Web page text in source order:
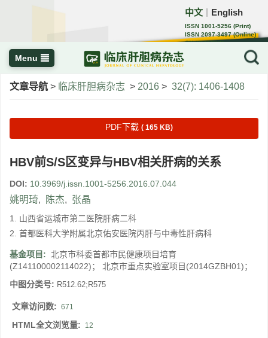
中文 English
ISSN 1001-5256 (Print)
ISSN 2097-3497 (Online)
CN 22-1108/R
Menu
文章导航 > 临床肝胆病杂志 > 2016 > 32(7): 1406-1408
PDF下载 ( 165 KB)
HBV前S/S区变异与HBV相关肝病的关系
DOI: 10.3969/j.issn.1001-5256.2016.07.044
姚明琦, 陈杰, 张晶
1. 山西省运城市第二医院肝病二科
2. 首都医科大学附属北京佑安医院丙肝与中毒性肝病科
基金项目: 北京市科委首都市民健康项目培育
(Z141100002114022)； 北京市重点实验室项目(2014GZBH01)；
中图分类号: R512.62;R575
文章访问数: 671
HTML全文浏览量: 12